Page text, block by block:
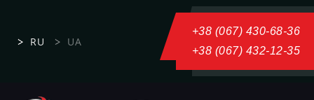
RU UA
+38 (067) 430-68-36
+38 (067) 432-12-35